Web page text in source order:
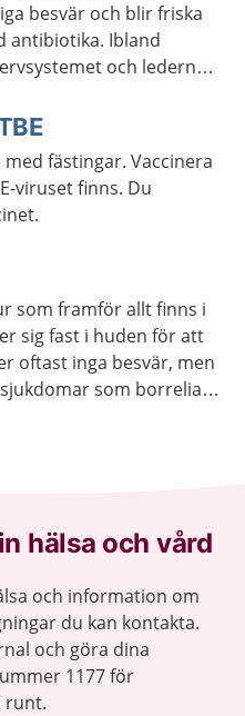
besvär och blir friska
antibiotika. Ibland
och lederna,
fästingar. Vaccinera
som framför allt finns i
sig fast i huden för att
oftast inga besvär, men
som borrelia
hälsa och vård
och information om
du kan kontakta.
och göra dina
1177 för
runt.